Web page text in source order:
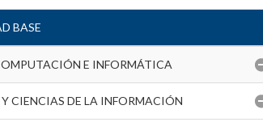
BASE
E INFORMÁTICA
CIENCIAS DE LA INFORMACIÓN